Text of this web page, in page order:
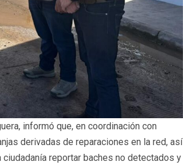
informó que, en coordinación con
derivadas de reparaciones en la red, así
reportar baches no detectados y